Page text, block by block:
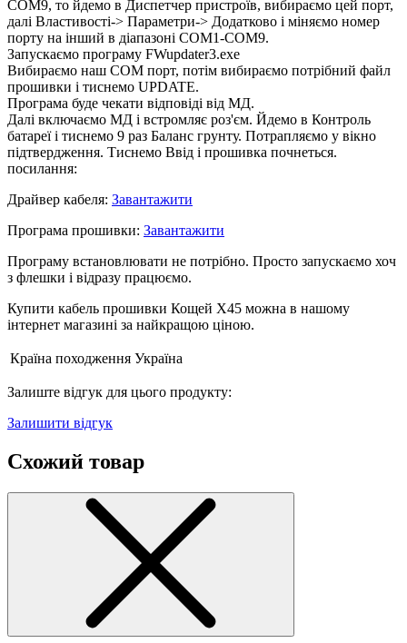
СОМ9, то йдемо в Диспетчер пристроїв, вибираємо цей порт,
далі Властивості-> Параметри-> Додатково і міняємо номер
порту на інший в діапазоні СОМ1-СОМ9.
Запускаємо програму FWupdater3.exe
Вибираємо наш СОМ порт, потім вибираємо потрібний файл
прошивки і тиснемо UPDATE.
Програма буде чекати відповіді від МД.
Далі включаємо МД і встромляє роз'єм. Йдемо в Контроль
батареї і тиснемо 9 раз Баланс грунту. Потрапляємо у вікно
підтвердження. Тиснемо Ввід і прошивка почнеться.
посилання:
Драйвер кабеля: Завантажити
Програма прошивки: Завантажити
Програму встановлювати не потрібно. Просто запускаємо хоч
з флешки і відразу працюємо.
Купити кабель прошивки Кощей Х45 можна в нашому
інтернет магазині за найкращою ціною.
Країна походження Україна
Залиште відгук для цього продукту:
Залишити відгук
Схожий товар